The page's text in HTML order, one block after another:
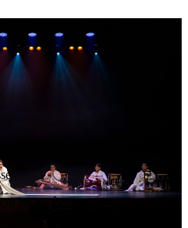
les ancêtres avaient surmonté les